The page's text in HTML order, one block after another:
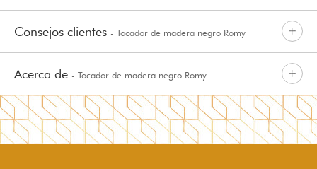
Consejos clientes - Tocador de madera negro Romy
Acerca de - Tocador de madera negro Romy